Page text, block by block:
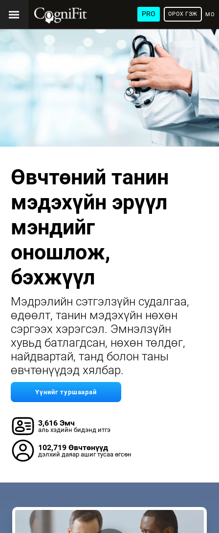
PRO
ХЭЛ
ОРОХ ГЭЖ
Өвчтөний танин
мэдэхүйн эрүүл
мэндийг
оношлож,
бэхжүүл
Мэдрэлийн сэтгэлзүйн судалгаа,
өдөөлт, танин мэдэхүйн нөхөн
сэргээх хэрэгсэл. Эмнэлзүйн
хувьд батлагдсан, нөхөн төлдөг,
найдвартай, танд болон таны
өвчтөнүүдэд хялбар.
Үүнийг туршаарай
3,616 Эмч
аль хэдийн бидэнд итгэ
102,719 Өвчтөнүүд
дэлхий даяар ашиг тусаа өгсөн